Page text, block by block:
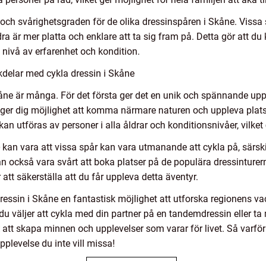
svårighetsgraden för de olika dressinspåren i Skåne.
är mer platta och enklare att ta sig fram på. Detta gör att
av erfarenhet och kondition.
med cykla dressin i Skåne
är många. För det första ger det en unik och spännande
dig möjlighet att komma närmare naturen och uppleva
utföras av personer i alla åldrar och konditionsnivåer,
vara att vissa spår kan vara utmanande att cykla på,
också vara svårt att boka platser på de populära
säkerställa att du får uppleva detta äventyr.
i Skåne en fantastisk möjlighet att utforska regionens
väljer att cykla med din partner på en tandemdressin eller
skapa minnen och upplevelser som varar för livet. Så
du inte vill missa!